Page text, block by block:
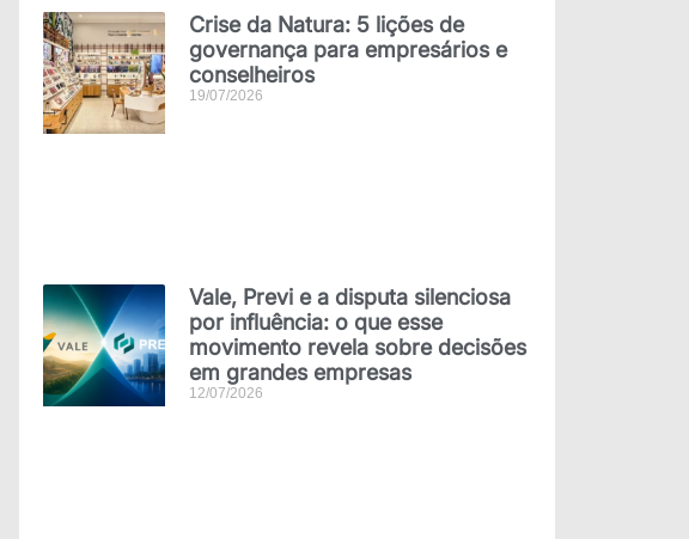
Crise da Natura: 5 lições de
governança para empresários e
conselheiros
19/07/2026
Vale, Previ e a disputa silenciosa
por influência: o que esse
movimento revela sobre decisões
em grandes empresas
12/07/2026